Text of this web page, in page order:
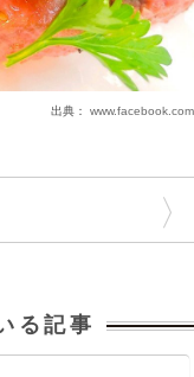
出典： www.facebook.com
〉
る記事